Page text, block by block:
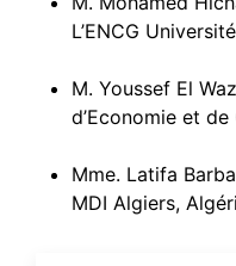
L’ENCG
M. Youssef El
d’Economie et
Mme. Latifa
MDI Algiers,